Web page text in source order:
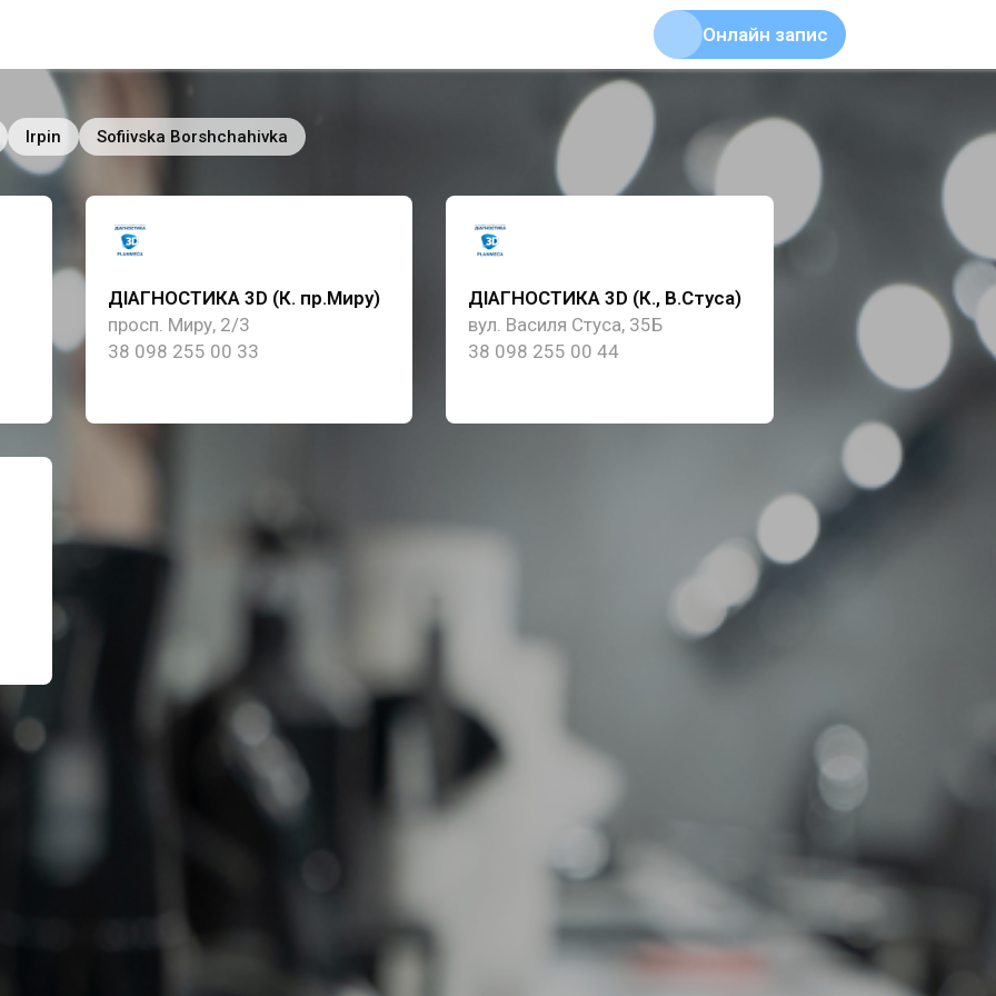
Онлайн запис
Irpin Sofiivska Borshchahivka
ДІАГНОСТИКА 3D (К. пр.Миру)
просп. Миру, 2/3
38 098 255 00 33
ДІАГНОСТИКА 3D (К., В.Стуса)
вул. Василя Стуса, 35Б
38 098 255 00 44